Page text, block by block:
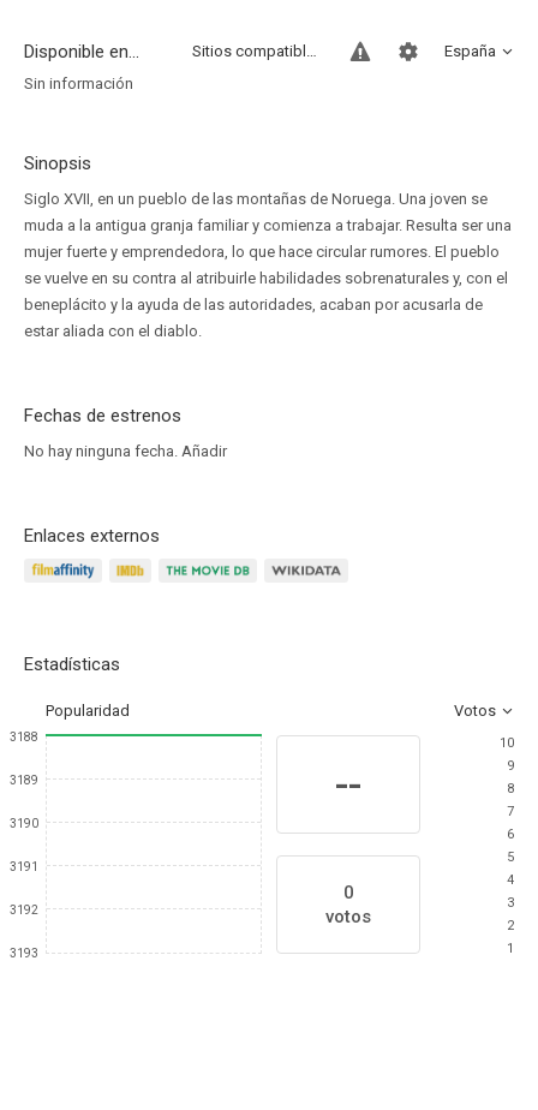
Disponible en... España
Sitios compatibles
Sin información
Sinopsis
Siglo XVII, en un pueblo de las montañas de Noruega. Una joven se
muda a la antigua granja familiar y comienza a trabajar. Resulta ser una
mujer fuerte y emprendedora, lo que hace circular rumores. El pueblo
se vuelve en su contra al atribuirle habilidades sobrenaturales y, con el
beneplácito y la ayuda de las autoridades, acaban por acusarla de
estar aliada con el diablo.
Fechas de estrenos
No hay ninguna fecha. Añadir
Enlaces externos
Estadísticas
Popularidad Votos
3188
3189
3190
3191
3192
3193
--
0
votos
10
9
8
7
6
5
4
3
2
1